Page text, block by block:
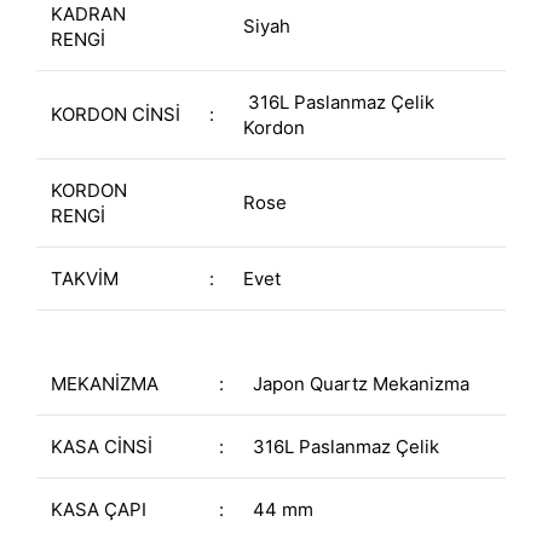
KADRAN
RENGİ
Siyah
KORDON CİNSİ :
316L Paslanmaz Çelik
Kordon
KORDON
RENGİ
Rose
TAKVİM : Evet
MEKANİZMA : Japon Quartz Mekanizma
KASA CİNSİ : 316L Paslanmaz Çelik
KASA ÇAPI : 44 mm